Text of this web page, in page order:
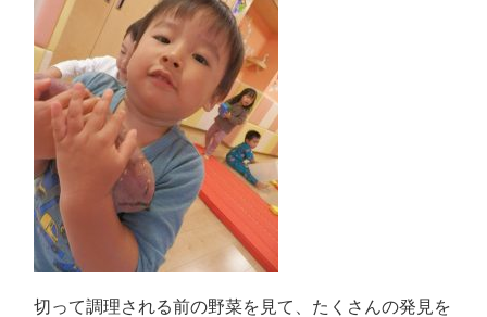
切って調理される前の野菜を見て、たくさんの発見を